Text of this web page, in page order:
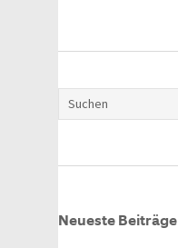
Neueste Beiträge